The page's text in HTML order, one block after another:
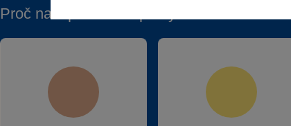
Proč nakupovat ve Sparkys?